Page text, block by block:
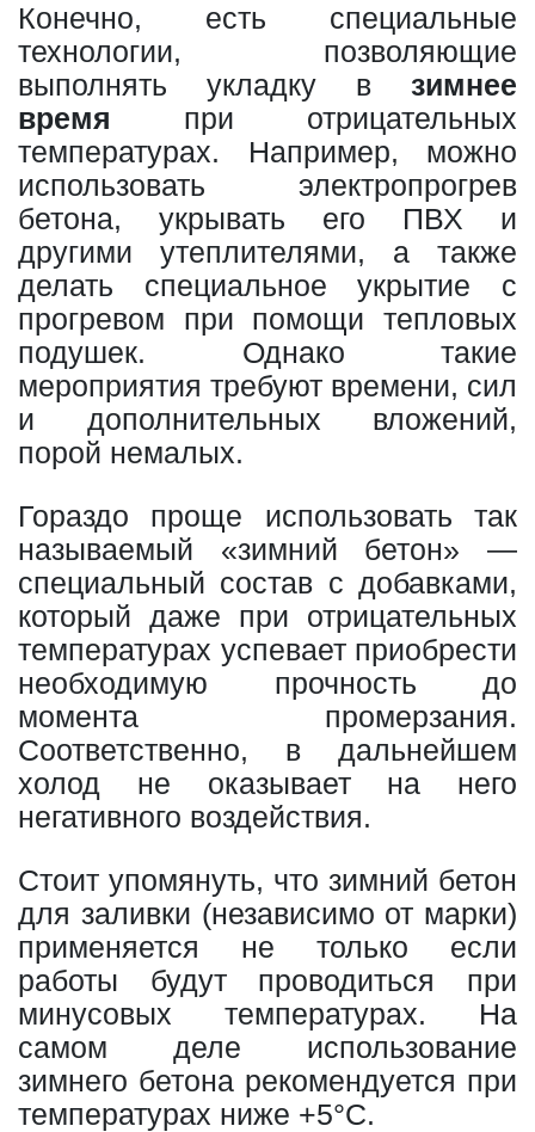
Конечно, есть специальные
технологии, позволяющие
выполнять укладку в зимнее
время при отрицательных
температурах. Например, можно
использовать электропрогрев
бетона, укрывать его ПВХ и
другими утеплителями, а также
делать специальное укрытие с
прогревом при помощи тепловых
подушек. Однако такие
мероприятия требуют времени, сил
и дополнительных вложений,
порой немалых.
Гораздо проще использовать так
называемый «зимний бетон» —
специальный состав с добавками,
который даже при отрицательных
температурах успевает приобрести
необходимую прочность до
момента промерзания.
Соответственно, в дальнейшем
холод не оказывает на него
негативного воздействия.
Стоит упомянуть, что зимний бетон
для заливки (независимо от марки)
применяется не только если
работы будут проводиться при
минусовых температурах. На
самом деле использование
зимнего бетона рекомендуется при
температурах ниже +5°С.